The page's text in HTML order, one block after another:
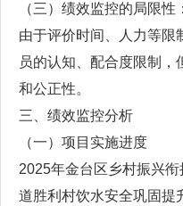
（三）绩效监控的局限性：
由于评价时间、人力等限
员的认知、配合度限制，
和公正性。
三、绩效监控分析
（一）项目实施进度
2025年金台区乡村振兴
道胜利村饮水安全巩固提